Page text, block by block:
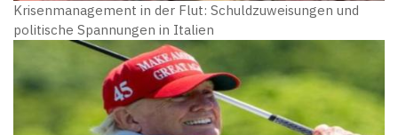
Krisenmanagement in der Flut: Schuldzuweisungen und
politische Spannungen in Italien